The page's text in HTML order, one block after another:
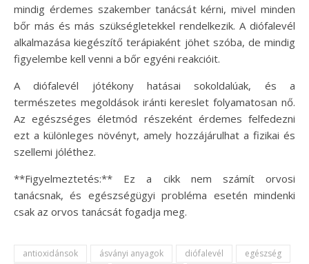
mindig érdemes szakember tanácsát kérni, mivel minden
bőr más és más szükségletekkel rendelkezik. A diófalevél
alkalmazása kiegészítő terápiaként jöhet szóba, de mindig
figyelembe kell venni a bőr egyéni reakcióit.
A diófalevél jótékony hatásai sokoldalúak, és a
természetes megoldások iránti kereslet folyamatosan nő.
Az egészséges életmód részeként érdemes felfedezni
ezt a különleges növényt, amely hozzájárulhat a fizikai és
szellemi jóléthez.
**Figyelmeztetés:** Ez a cikk nem számít orvosi
tanácsnak, és egészségügyi probléma esetén mindenki
csak az orvos tanácsát fogadja meg.
antioxidánsok ásványi anyagok diófalevél
egészség